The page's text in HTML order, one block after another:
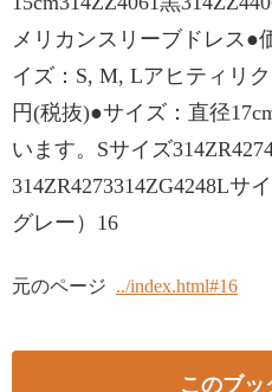
メリカンスリーブドレス
イズ：S, M, Lアヒティリ
円(税抜)●サイズ：直径
います。Sサイズ
314ZR4273314ZG4248Lサ
グレー）16
元のページ ../index.html#16
このブッ